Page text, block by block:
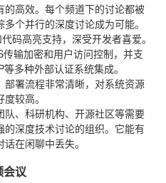
高效。每个频道下的讨论都被
个并行的深度讨论成为可能。
码高亮支持，深受开发者喜爱。
输加密和用户访问控制，并支
多种外部认证系统集成。
部署流程非常清晰，对系统资源
较高。
队、科研机构、开源社区等需要
深度技术讨论的组织。它能有
在闲聊中丢失。
会议